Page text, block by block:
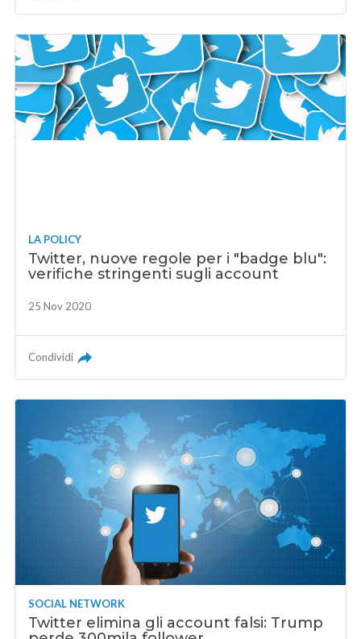
LA POLICY
Twitter, nuove regole per i "badge blu":
verifiche stringenti sugli account
25 Nov 2020
Condividi
SOCIAL NETWORK
Twitter elimina gli account falsi: Trump